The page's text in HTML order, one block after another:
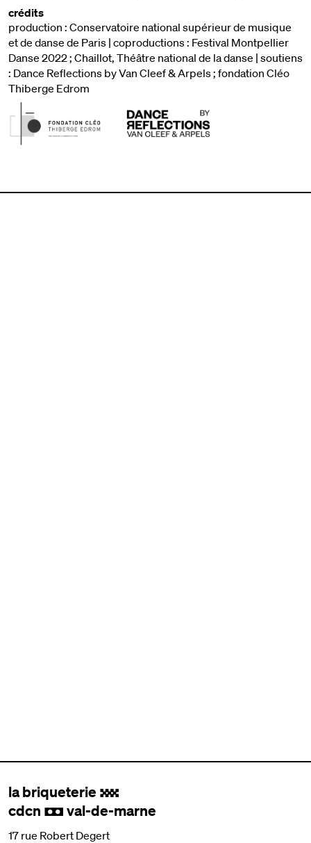
crédits
production : Conservatoire national supérieur de musique
et de danse de Paris | coproductions : Festival Montpellier
Danse 2022 ; Chaillot, Théâtre national de la danse | soutiens
: Dance Reflections by Van Cleef & Arpels ; fondation Cléo
Thiberge Edrom
la briqueterie .
cdcn , val-de-marne
17 rue Robert Degert